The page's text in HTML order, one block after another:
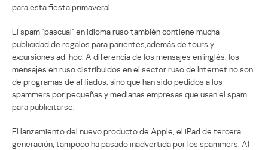
para esta fiesta primaveral.
El spam “pascual” en idioma ruso también contiene mucha
publicidad de regalos para parientes,además de tours y
excursiones ad-hoc. A diferencia de los mensajes en inglés, los
mensajes en ruso distribuidos en el sector ruso de Internet no son
de programas de afiliados, sino que han sido pedidos a los
spammers por pequeñas y medianas empresas que usan el spam
para publicitarse.
El lanzamiento del nuevo producto de Apple, el iPad de tercera
generación, tampoco ha pasado inadvertida por los spammers. Al